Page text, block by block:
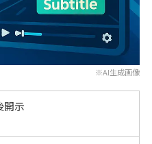
※AI生成画像
開示